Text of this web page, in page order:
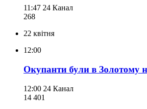
11:47 24 Канал
268
22 квітня
12:00
Окупанти були в Золотому
12:00 24 Канал
14 401